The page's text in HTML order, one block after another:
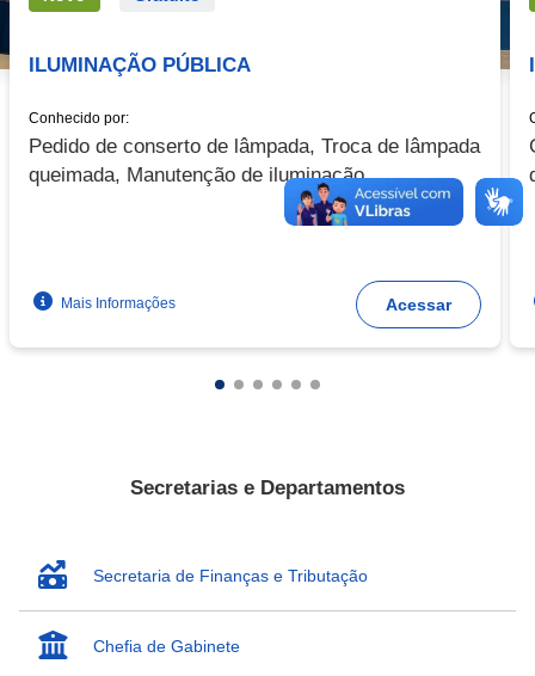
ILUMINAÇÃO PÚBLICA
Conhecido por:
Pedido de conserto de lâmpada, Troca de lâmpada
queimada, Manutenção de iluminação
Mais Informações Acessar
Secretarias e Departamentos
Secretaria de Finanças e Tributação
Chefia de Gabinete